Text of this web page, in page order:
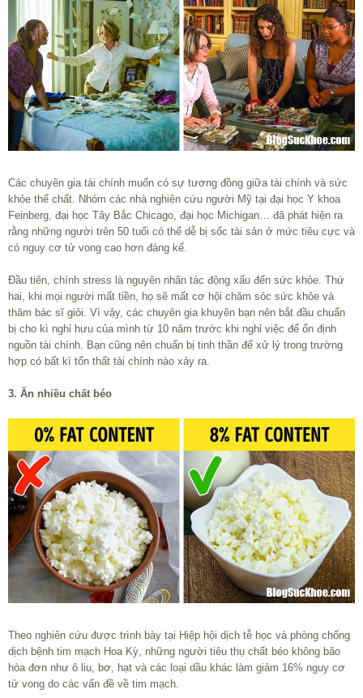
Các chuyên gia tài chính muốn có sự tương đồng giữa tài chính và sức
khỏe thể chất. Nhóm các nhà nghiên cứu người Mỹ tại đại học Y khoa
Feinberg, đại học Tây Bắc Chicago, đại học Michigan… đã phát hiện ra
rằng những người trên 50 tuổi có thể dễ bị sốc tài sản ở mức tiêu cực và
có nguy cơ tử vong cao hơn đáng kể.
Đầu tiên, chính stress là nguyên nhân tác động xấu đến sức khỏe. Thứ
hai, khi mọi người mất tiền, họ sẽ mất cơ hội chăm sóc sức khỏe và
thăm bác sĩ giỏi. Vì vậy, các chuyên gia khuyên bạn nên bắt đầu chuẩn
bị cho kì nghỉ hưu của mình từ 10 năm trước khi nghỉ việc để ổn định
nguồn tài chính. Bạn cũng nên chuẩn bị tinh thần để xử lý trong trường
hợp có bất kì tổn thất tài chính nào xảy ra.
3. Ăn nhiều chất béo
Theo nghiên cứu được trình bày tại Hiệp hội dịch tễ học và phòng chống
dịch bệnh tim mạch Hoa Kỳ, những người tiêu thụ chất béo không bão
hòa đơn như ô liu, bơ, hạt và các loại dầu khác làm giảm 16% nguy cơ
tử vong do các vấn đề về tim mạch.